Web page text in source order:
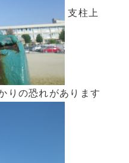
支柱上
りの恐れがあります